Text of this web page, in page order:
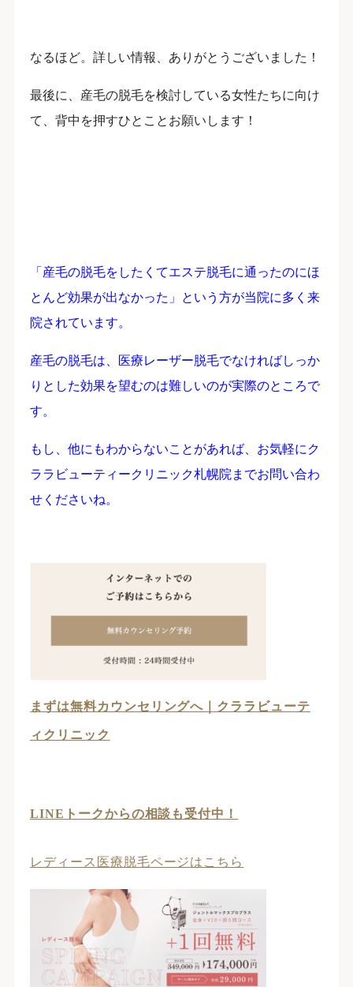
なるほど。詳しい情報、ありがとうございました！
最後に、産毛の脱毛を検討している女性たちに向け
て、背中を押すひとことお願いします！
「産毛の脱毛をしたくてエステ脱毛に通ったのにほ
とんど効果が出なかった」という方が当院に多く来
院されています。
産毛の脱毛は、医療レーザー脱毛でなければしっか
りとした効果を望むのは難しいのが実際のところで
す。
もし、他にもわからないことがあれば、お気軽にク
ララビューティークリニック札幌院までお問い合わ
せくださいね。
まずは無料カウンセリングへ｜クララビューテ
ィクリニック
LINEトークからの相談も受付中！
レディース医療脱毛ページはこちら